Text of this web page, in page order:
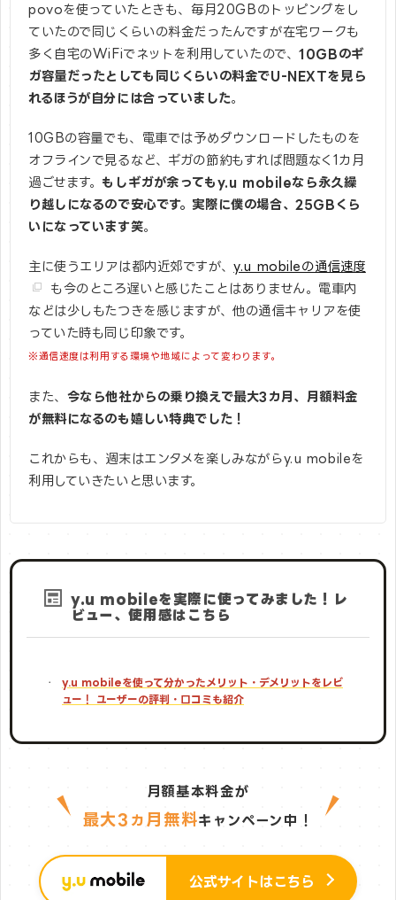
povoを使っていたときも、毎月20GBのトッピングをし
ていたので同じくらいの料金だったんですが在宅ワークも
多く自宅のWiFiでネットを利用していたので、10GBのギ
ガ容量だったとしても同じくらいの料金でU-NEXTを見ら
れるほうが自分には合っていました。
10GBの容量でも、電車では予めダウンロードしたものを
オフラインで見るなど、ギガの節約もすれば問題なく1カ月
過ごせます。 もしギガが余ってもy.u mobileなら永久繰
り越しになるので安心です。実際に僕の場合、25GBくら
いになっています笑。
主に使うエリアは都内近郊ですが、y.u mobileの通信速度
も今のところ遅いと感じたことはありません。電車内
などは少しもたつきを感じますが、他の通信キャリアを使
っていた時も同じ印象です。
※通信速度は利用する環境や地域によって変わります。
また、 今なら他社からの乗り換えで最大3カ月、月額料金
が無料になるのも嬉しい特典でした！
これからも、週末はエンタメを楽しみながらy.u mobileを
利用していきたいと思います。
y.u mobileを実際に使ってみました！レ
ビュー、使用感はこちら
y.u mobileを使って分かったメリット・デメリットをレビ
ュー！ ユーザーの評判・口コミも紹介
月額基本料金が
最大3ヵ月無料キャンペーン中！
公式サイトはこちら